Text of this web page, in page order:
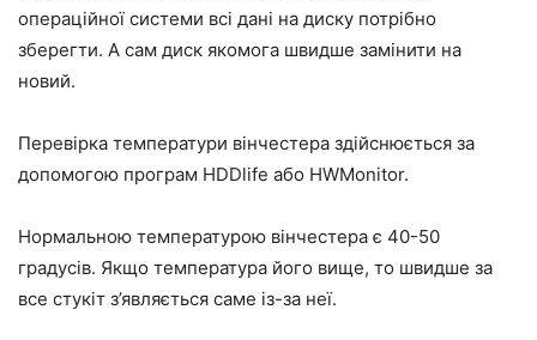
операційної системи всі дані на диску потрібно
зберегти. А сам диск якомога швидше замінити на
новий.
Перевірка температури вінчестера здійснюється за
допомогою програм HDDlife або HWMonitor.
Нормальною температурою вінчестера є 40-50
градусів. Якщо температура його вище, то швидше за
все стукіт з’являється саме із-за неї.